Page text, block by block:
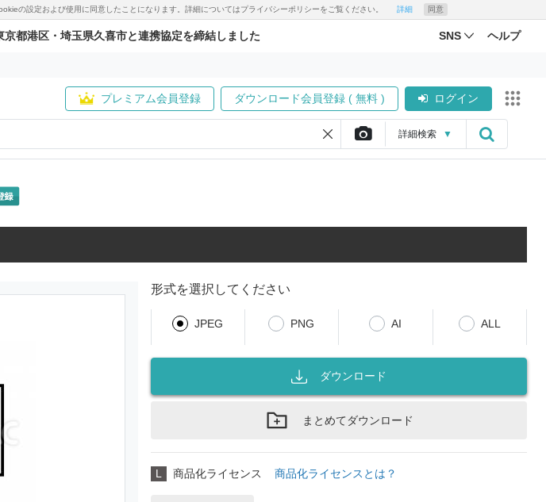
の設定および使用に同意したことになります。詳細についてはプライバシーポリシーをご覧ください。 詳細 同意
都港区・埼玉県久喜市と連携協定を締結しました SNS ヘルプ
プレミアム会員登録 ダウンロード会員登録 ( 無料 ) ログイン
詳細検索 ▼
形式を選択してください
JPEG PNG AI ALL
ダウンロード
まとめてダウンロード
L 商品化ライセンス 商品化ライセンスとは？